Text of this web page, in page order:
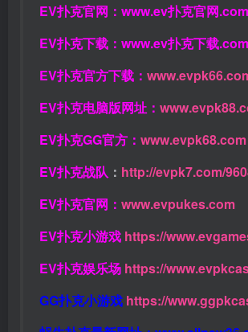
EV扑克官网： www.ev扑克官网.com
EV扑克下载： www.ev扑克下载.com
EV扑克官方下载：
EV扑克电脑版网址：
EV扑克GG官方： www.evpk68.com
EV扑克战队 ： http://evpk7.com/
EV扑克官网： www.evpukes.com
EV扑克小游戏 https://
EV扑克娱乐场 https://
GG扑克小游戏 https://